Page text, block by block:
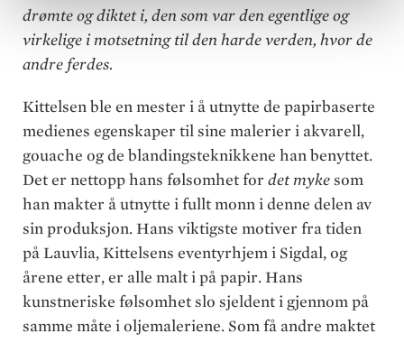
drømte og diktet i, den som var den egentlige og
virkelige i motsetning til den harde verden, hvor de
andre ferdes.
Kittelsen ble en mester i å utnytte de papirbaserte
medienes egenskaper til sine malerier i akvarell,
gouache og de blandingsteknikkene han benyttet.
Det er nettopp hans følsomhet for det mykesom
han makter å utnytte i fullt monn i denne delen av
sin produksjon. Hans viktigste motiver fra tiden
på Lauvlia, Kittelsens eventyrhjem i Sigdal, og
årene etter, er alle malt i på papir. Hans
kunstneriske følsomhet slo sjeldent i gjennom på
samme måte i oljemaleriene. Som få andre maktet